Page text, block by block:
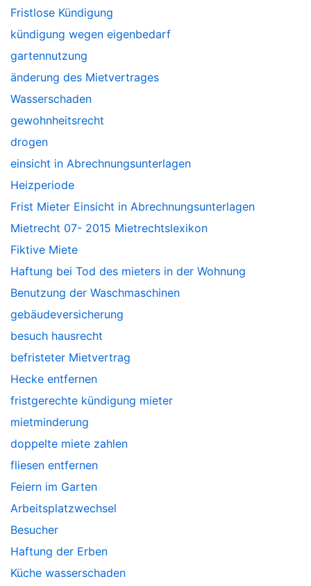
Fristlose Kündigung
kündigung wegen eigenbedarf
gartennutzung
änderung des Mietvertrages
Wasserschaden
gewohnheitsrecht
drogen
einsicht in Abrechnungsunterlagen
Heizperiode
Frist Mieter Einsicht in Abrechnungsunterlagen
Mietrecht 07- 2015 Mietrechtslexikon
Fiktive Miete
Haftung bei Tod des mieters in der Wohnung
Benutzung der Waschmaschinen
gebäudeversicherung
besuch hausrecht
befristeter Mietvertrag
Hecke entfernen
fristgerechte kündigung mieter
mietminderung
doppelte miete zahlen
fliesen entfernen
Feiern im Garten
Arbeitsplatzwechsel
Besucher
Haftung der Erben
Küche wasserschaden